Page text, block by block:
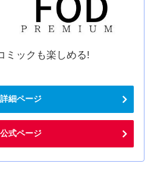
ミックも楽しめる!
詳細ページ
公式ページ